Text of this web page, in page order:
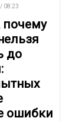
08:23
до
ошибки